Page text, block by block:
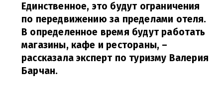
Единственное, это будут ограничения
по передвижению за пределами отеля.
В определенное время будут работать
магазины, кафе и рестораны, –
рассказала эксперт по туризму Валерия
Барчан.